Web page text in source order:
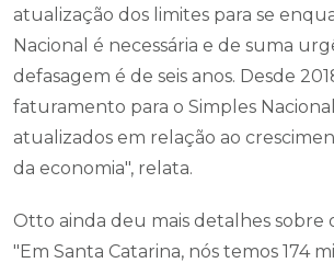
atualização dos limites para se
Nacional é necessária e de suma
defasagem é de seis anos. Desde
faturamento para o Simples
atualizados em relação ao
da economia", relata.
Otto ainda deu mais detalhes sobre
"Em Santa Catarina, nós temos 174 mil